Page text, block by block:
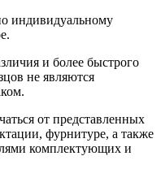
индивидуальному
и более быстрого
не являются
от представленных
фурнитуре, а также
комплектующих и